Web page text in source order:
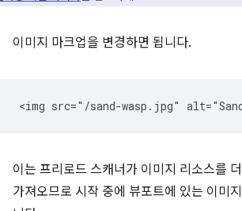
이미지 마크업을 변경하면 됩니다.
이는 프리로드 스캐너가 이미지 리소스를
가져오므로 시작 중에 뷰포트에 있는 이미